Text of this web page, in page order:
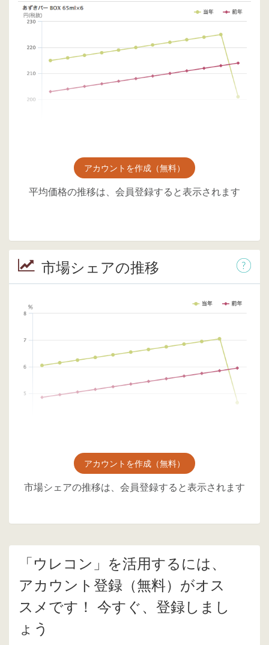
アカウントを作成（無料）
平均価格の推移は、会員登録すると表示されます
市場シェアの推移
アカウントを作成（無料）
市場シェアの推移は、会員登録すると表示されます
「ウレコン」を活用するには、
アカウント登録（無料）がオス
スメです！ 今すぐ、登録しまし
ょう